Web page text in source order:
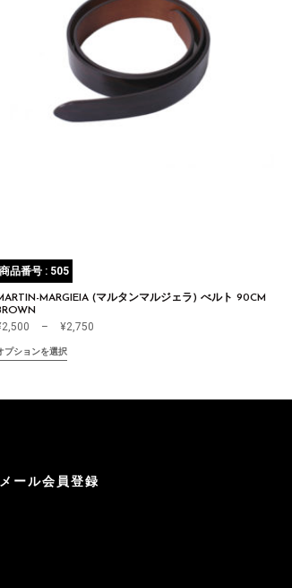
商品番号 : 505
MARGIEIA (マルタンマルジェラ) べルト 90CM
2,500 – ¥2,750
プションを選択
メール会員登録